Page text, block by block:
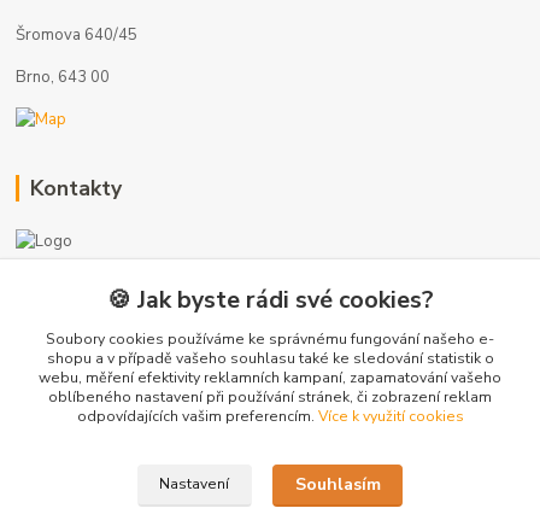
Šromova 640/45
Brno, 643 00
Kontakty
+420 775 872 753
info@radiatory-skladem.cz
🍪 Jak byste rádi své cookies?
Soubory cookies používáme ke správnému fungování našeho e-
shopu a v případě vašeho souhlasu také ke sledování statistik o
webu, měření efektivity reklamních kampaní, zapamatování vašeho
oblíbeného nastavení při používání stránek, či zobrazení reklam
odpovídajících vašim preferencím. Více k využití cookies
Nastavení Souhlasím